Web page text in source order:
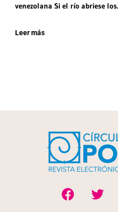
venezolana Si el río abriese
Leer más